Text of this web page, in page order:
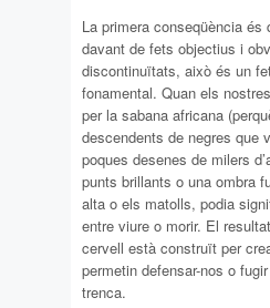
La primera conseqüència és
davant de fets objectius i
discontinuïtats, això és un
fonamental. Quan els
per la sabana africana
descendents de negres que
poques desenes de milers
punts brillants o una ombra
alta o els matolls, podia
entre viure o morir. El
cervell està construït per
permetin defensar-nos o
trenca.